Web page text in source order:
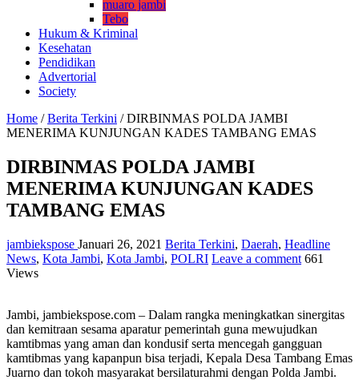
muaro jambi
Tebo
Hukum & Kriminal
Kesehatan
Pendidikan
Advertorial
Society
Home / Berita Terkini / DIRBINMAS POLDA JAMBI
MENERIMA KUNJUNGAN KADES TAMBANG EMAS
DIRBINMAS POLDA JAMBI
MENERIMA KUNJUNGAN KADES
TAMBANG EMAS
jambiekspose Januari 26, 2021 Berita Terkini, Daerah, Headline
News, Kota Jambi, Kota Jambi, POLRI Leave a comment 661
Views
Jambi, jambiekspose.com – Dalam rangka meningkatkan sinergitas
dan kemitraan sesama aparatur pemerintah guna mewujudkan
kamtibmas yang aman dan kondusif serta mencegah gangguan
kamtibmas yang kapanpun bisa terjadi, Kepala Desa Tambang Emas
Juarno dan tokoh masyarakat bersilaturahmi dengan Polda Jambi.